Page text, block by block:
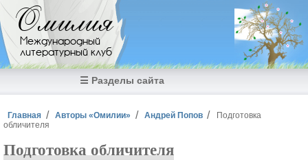
Перейти к основному содержанию
Омилия
Международный
литературный клуб
☰ Разделы сайта
Вы здесь
Главная Авторы «Омилии» Андрей Попов
Подготовка
обличителя
Подготовка обличителя